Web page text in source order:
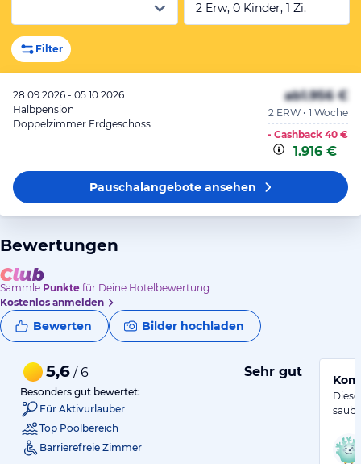
2 Erw, 0 Kinder, 1 Zi.
Filter
28.09.2026 - 05.10.2026
Halbpension
Doppelzimmer Erdgeschoss
ab1.956 €
2 ERW • 1 Woche
- Cashback 40 €
1.916 €
Pauschalangeboteansehen
Bewertungen
Sammle Punkte für Deine Hotelbewertung.
Kostenlos anmelden
Bewerten Bilder hochladen
5,6 / 6 Sehr gut
Besonders gut bewertet:
Für Aktivurlauber
Top Poolbereich
Barrierefreie Zimmer